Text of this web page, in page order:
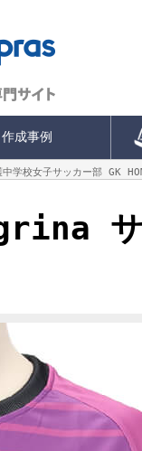
作成事例
中学校女子サッカー部 GK